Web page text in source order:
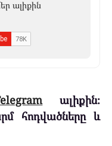
ալիքին
ալիքին։
հոդվածները և